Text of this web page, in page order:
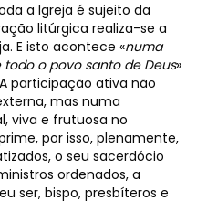
a Igreja é sujeito da
litúrgica realiza-se a
E isto acontece «numa
o povo santo de Deus»
participação ativa não
mas numa
viva e frutuosa no
por isso, plenamente,
o seu sacerdócio
ordenados, a
ser, bispo, presbíteros e